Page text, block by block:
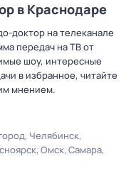
в Краснодаре
доктор на телеканале
передач на ТВ от
шоу, интересные
в избранное, читайте
мнением.
Челябинск
Омск Самара